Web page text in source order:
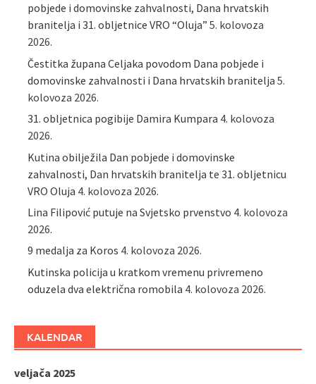
pobjede i domovinske zahvalnosti, Dana hrvatskih
branitelja i 31. obljetnice VRO “Oluja” 5. kolovoza
2026.
Čestitka župana Celjaka povodom Dana pobjede i
domovinske zahvalnosti i Dana hrvatskih branitelja 5.
kolovoza 2026.
31. obljetnica pogibije Damira Kumpara 4. kolovoza
2026.
Kutina obilježila Dan pobjede i domovinske
zahvalnosti, Dan hrvatskih branitelja te 31. obljetnicu
VRO Oluja 4. kolovoza 2026.
Lina Filipović putuje na Svjetsko prvenstvo 4. kolovoza
2026.
9 medalja za Koros 4. kolovoza 2026.
Kutinska policija u kratkom vremenu privremeno
oduzela dva električna romobila 4. kolovoza 2026.
KALENDAR
veljača 2025